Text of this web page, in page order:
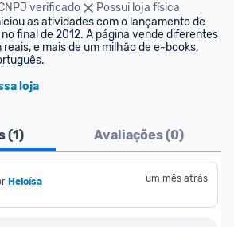
verificado
Possui loja física
as atividades com o lançamento de
final de 2012. A página vende diferentes
reais, e mais de um milhão de e-books,
loja
(1) Avaliações (0)
Heloísa um mês atrás